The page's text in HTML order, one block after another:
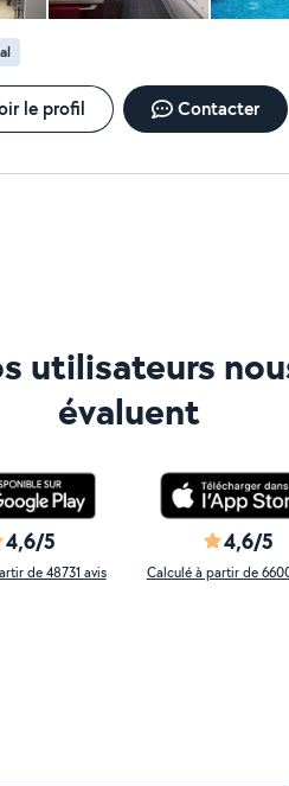
le profil Contacter
utilisateurs
évaluent
4,6/5
de 48731 avis
4,6/5
Calculé à partir de